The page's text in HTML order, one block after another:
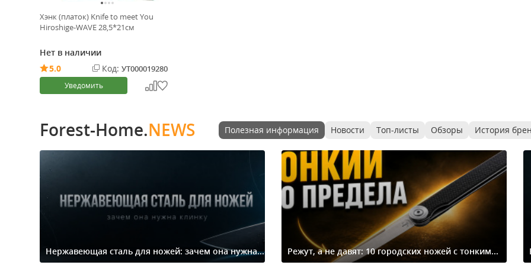
Хэнк (платок) Knife to meet You
Hiroshige-WAVE 28,5*21см
Нет в наличии
5.0
Код: УТ000019280
Уведомить
Forest-Home.NEWS Полезная информация Новости Топ-листы Обзоры История
Нержавеющая сталь для ножей: зачем она нужна... Режут, а не давят: 10 городских ножей с тонким...